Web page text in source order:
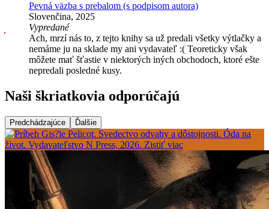
Pevná väzba s prebalom (s podpisom autora)
Slovenčina, 2025
Vypredané
Ach, mrzí nás to, z tejto knihy sa už predali všetky výtlačky a
nemáme ju na sklade my ani vydavateľ :( Teoreticky však
môžete mať šťastie v niektorých iných obchodoch, ktoré ešte
nepredali posledné kusy.
Naši škriatkovia odporúčajú
Predchádzajúce Ďalšie